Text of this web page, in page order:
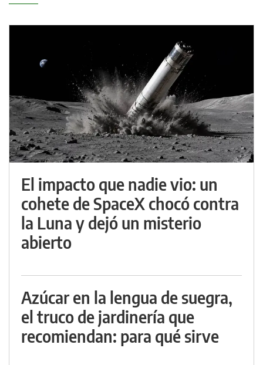
El impacto que nadie vio: un
cohete de SpaceX chocó contra
la Luna y dejó un misterio
abierto
Azúcar en la lengua de suegra,
el truco de jardinería que
recomiendan: para qué sirve